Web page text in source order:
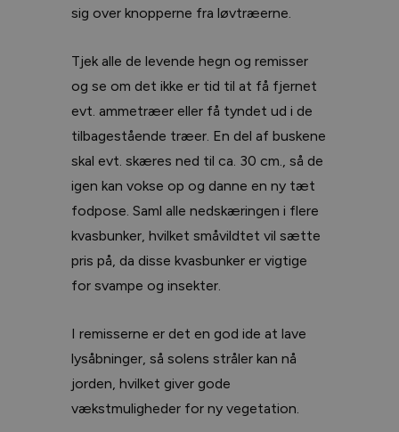
sig over knopperne fra løvtræerne.
Tjek alle de levende hegn og remisser
og se om det ikke er tid til at få fjernet
evt. ammetræer eller få tyndet ud i de
tilbagestående træer. En del af buskene
skal evt. skæres ned til ca. 30 cm., så de
igen kan vokse op og danne en ny tæt
fodpose. Saml alle nedskæringen i flere
kvasbunker, hvilket småvildtet vil sætte
pris på, da disse kvasbunker er vigtige
for svampe og insekter.
I remisserne er det en god ide at lave
lysåbninger, så solens stråler kan nå
jorden, hvilket giver gode
vækstmuligheder for ny vegetation.